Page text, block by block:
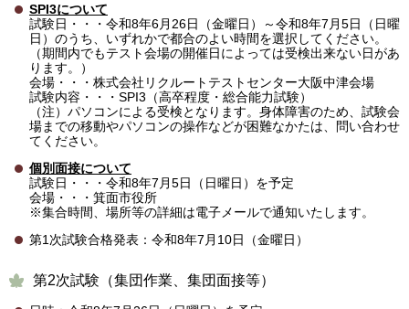
SPI3について
試験日・・・令和8年6月26日（金曜日）～令和8年7月5日（日曜
日）のうち、いずれかで都合のよい時間を選択してください。
（期間内でもテスト会場の開催日によっては受検出来ない日があ
ります。）
会場・・・株式会社リクルートテストセンター大阪中津会場
試験内容・・・SPI3（高卒程度・総合能力試験）
（注）パソコンによる受検となります。身体障害のため、試験会
場までの移動やパソコンの操作などが困難なかたは、問い合わせ
てください。
個別面接について
試験日・・・令和8年7月5日（日曜日）を予定
会場・・・箕面市役所
※集合時間、場所等の詳細は電子メールで通知いたします。
第1次試験合格発表：令和8年7月10日（金曜日）
第2次試験（集団作業、集団面接等）